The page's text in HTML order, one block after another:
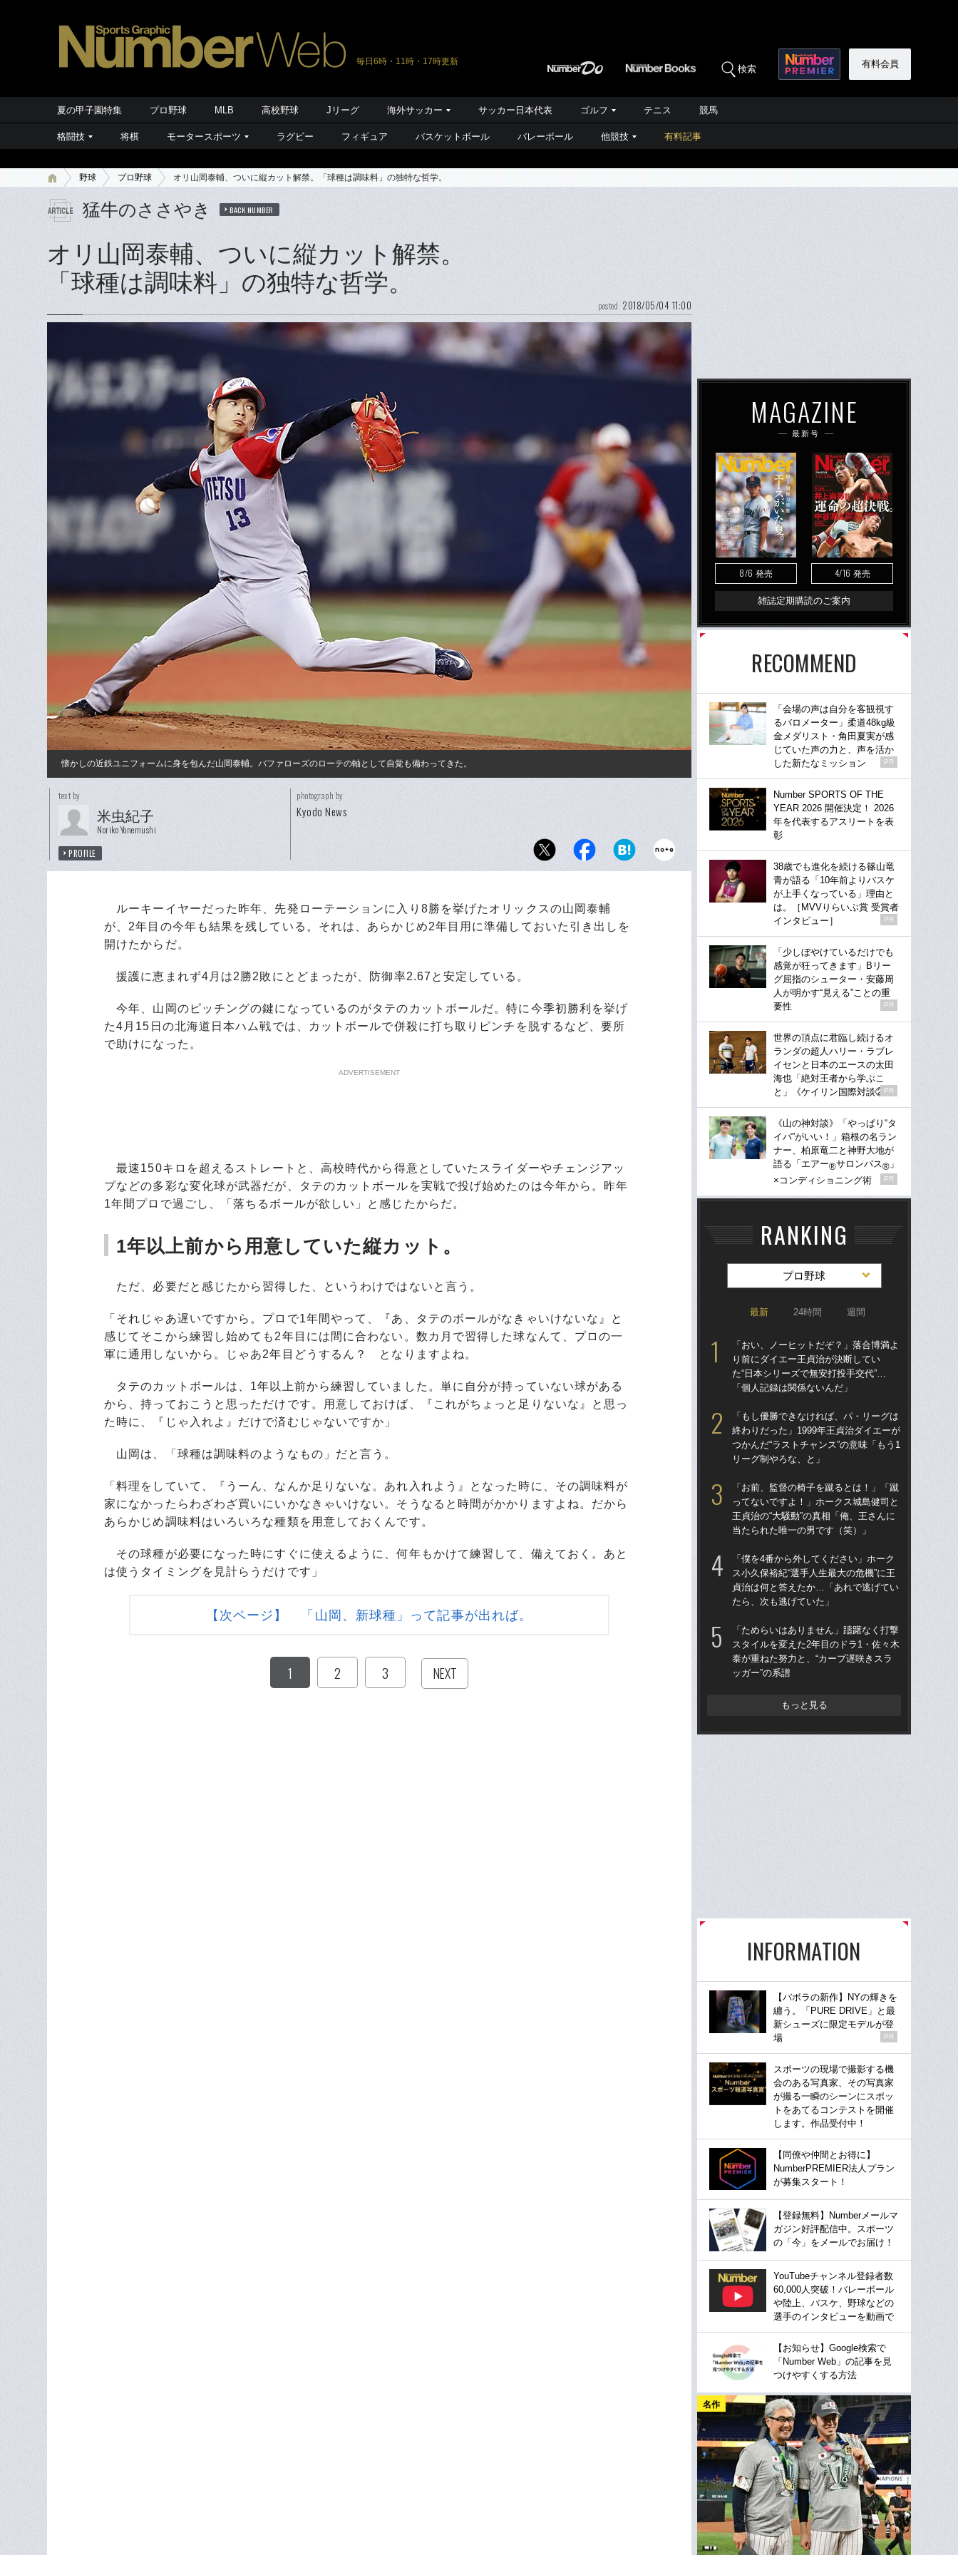
毎日6時・11時・17時更新
検索 有料会員
夏の甲子園特集 プロ野球 MLB 高校野球 Jリーグ 海外サッカー サッカー日本代表 ゴルフ テニス 競馬
格闘技 将棋 モータースポーツ ラグビー フィギュア バスケットボール バレーボール 他競技 有料記事
野球 プロ野球 オリ山岡泰輔、ついに縦カット解禁。「球種は調味料」の独特な哲学。
猛牛のささやき BACK NUMBER
オリ山岡泰輔、ついに縦カット解禁。
「球種は調味料」の独特な哲学。
posted 2018/05/04 11:00
懐かしの近鉄ユニフォームに身を包んだ山岡泰輔。バファローズのローテの軸として自覚も備わってきた。
text by
米虫紀子
Noriko Yonemushi
PROFILE
photograph by
Kyodo News
ルーキーイヤーだった昨年、先発ローテーションに入り8勝を挙げたオリックスの山岡泰輔
が、2年目の今年も結果を残している。それは、あらかじめ2年目用に準備しておいた引き出しを
開けたからだ。
援護に恵まれず4月は2勝2敗にとどまったが、防御率2.67と安定している。
今年、山岡のピッチングの鍵になっているのがタテのカットボールだ。特に今季初勝利を挙げ
た4月15日の北海道日本ハム戦では、カットボールで併殺に打ち取りピンチを脱するなど、要所
で助けになった。
ADVERTISEMENT
最速150キロを超えるストレートと、高校時代から得意としていたスライダーやチェンジアッ
プなどの多彩な変化球が武器だが、タテのカットボールを実戦で投げ始めたのは今年から。昨年
1年間プロで過ごし、「落ちるボールが欲しい」と感じたからだ。
1年以上前から用意していた縦カット。
ただ、必要だと感じたから習得した、というわけではないと言う。
「それじゃあ遅いですから。プロで1年間やって、『あ、タテのボールがなきゃいけないな』と
感じてそこから練習し始めても2年目には間に合わない。数カ月で習得した球なんて、プロの一
軍に通用しないから。じゃあ2年目どうするん？ となりますよね。
タテのカットボールは、1年以上前から練習していました。単に自分が持っていない球がある
から、持っておこうと思っただけです。用意しておけば、『これがちょっと足りないな』と思っ
た時に、『じゃ入れよ』だけで済むじゃないですか」
山岡は、「球種は調味料のようなもの」だと言う。
「料理をしていて、『うーん、なんか足りないな。あれ入れよう』となった時に、その調味料が
家になかったらわざわざ買いにいかなきゃいけない。そうなると時間がかかりますよね。だから
あらかじめ調味料はいろいろな種類を用意しておくんです。
その球種が必要になった時にすぐに使えるように、何年もかけて練習して、備えておく。あと
は使うタイミングを見計らうだけです」
【次ページ】 「山岡、新球種」って記事が出れば。
1 2 3 NEXT
MAGAZINE
最新号
8/6 発売 4/16 発売
雑誌定期購読のご案内
RECOMMEND
「会場の声は自分を客観視す
るバロメーター」柔道48kg級
金メダリスト・角田夏実が感
じていた声の力と、声を活か
した新たなミッション
PR
Number SPORTS OF THE
YEAR 2026 開催決定！ 2026
年を代表するアスリートを表
彰
38歳でも進化を続ける篠山竜
青が語る「10年前よりバスケ
が上手くなっている」理由と
は。［MVVりらいぶ賞 受賞者
インタビュー］
PR
「少しぼやけているだけでも
感覚が狂ってきます」Bリー
グ屈指のシューター・安藤周
人が明かす“見える”ことの重
要性
PR
世界の頂点に君臨し続けるオ
ランダの超人ハリー・ラブレ
イセンと日本のエースの太田
海也「絶対王者から学ぶこ
と」《ケイリン国際対談②》
PR
《山の神対談》「やっぱり“タ
イパ”がいい！」箱根の名ラン
ナー、柏原竜二と神野大地が
語る「エアー®サロンパス® 」
×コンディショニング術
PR
RANKING
プロ野球
最新 24時間 週間
「おい、ノーヒットだぞ？」落合博満よ
り前にダイエー王貞治が決断してい
た“日本シリーズで無安打投手交代”…
「個人記録は関係ないんだ」
「もし優勝できなければ、パ・リーグは
終わりだった」1999年王貞治ダイエーが
つかんだ“ラストチャンス”の意味「もう1
リーグ制やろな、と」
「お前、監督の椅子を蹴るとは！」「蹴
ってないですよ！」ホークス城島健司と
王貞治の“大騒動”の真相「俺、王さんに
当たられた唯一の男です（笑）」
「僕を4番から外してください」ホーク
ス小久保裕紀“選手人生最大の危機”に王
貞治は何と答えたか…「あれで逃げてい
たら、次も逃げていた」
「ためらいはありません」躊躇なく打撃
スタイルを変えた2年目のドラ1・佐々木
泰が重ねた努力と、“カープ遅咲きスラ
ッガー”の系譜
もっと見る
INFORMATION
【バボラの新作】NYの輝きを
纏う。「PURE DRIVE」と最
新シューズに限定モデルが登
場
PR
スポーツの現場で撮影する機
会のある写真家、その写真家
が撮る一瞬のシーンにスポッ
トをあてるコンテストを開催
します。作品受付中！
【同僚や仲間とお得に】
NumberPREMIER法人プラン
が募集スタート！
【登録無料】Numberメールマ
ガジン好評配信中。スポーツ
の「今」をメールでお届け！
YouTubeチャンネル登録者数
60,000人突破！バレーボール
や陸上、バスケ、野球などの
選手のインタビューを動画で
【お知らせ】Google検索で
「Number Web」の記事を見
つけやすくする方法
名作